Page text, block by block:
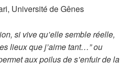
Université de Gênes
si vive qu’elle semble réelle,
lieux que j’aime tant…” ou
aux poilus de s’enfuir de la